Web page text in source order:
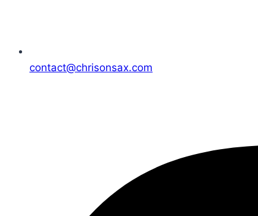
contact@chrisonsax.com